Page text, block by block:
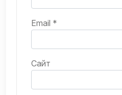
Email *
Сайт